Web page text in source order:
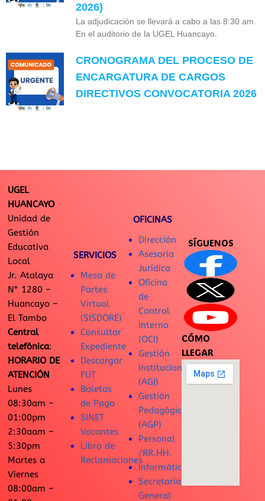
2026)
La adjudicación se llevará a cabo a las 8:30 am.
En el auditorio de la UGEL Huancayo.
CRONOGRAMA DEL PROCESO DE
ENCARGATURA DE CARGOS
DIRECTIVOS CONVOCATORIA 2026
UGEL
HUANCAYO
Unidad de
Gestión
Educativa
Local
Jr. Atalaya
N° 1280 –
Huancayo –
El Tambo
Central
telefónica:
HORARIO DE
ATENCIÓN
Lunes
08:30am –
01:00pm
2:30aam –
5:30pm
Martes a
Viernes
08:00am –
SERVICIOS
Mesa de
Partes
Virtual
(SISDORE)
Consultar
Expediente
Descargar
FUT
Boletas
de Pago
SINET
Vacantes
Libro de
Reclamaciones
OFICINAS
Dirección
Asesoría
Jurídica
Oficina
de
Control
Interno
(OCI)
Gestión
Institucional
(AGI)
Gestión
Pedagógica
(AGP)
Personal
/RR.HH.
Informática
Secretaría
General
SÍGUENOS
CÓMO
LLEGAR